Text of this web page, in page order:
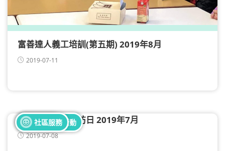
富善達人義工培訓(第五期) 2019年8月
2019-07-11
富善達人義工探訪日 2019年7月
2019-07-08
全部健康活動
全部義工活動
未分類
社區服務